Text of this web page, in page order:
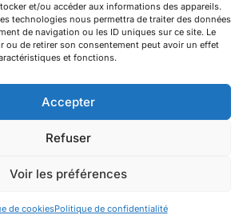
et/ou accéder aux informations des appareils.
technologies nous permettra de traiter des données
de navigation ou les ID uniques sur ce site. Le
ou de retirer son consentement peut avoir un effet
et fonctions.
Accepter
Refuser
Voir les préférences
de cookiesPolitique de confidentialité